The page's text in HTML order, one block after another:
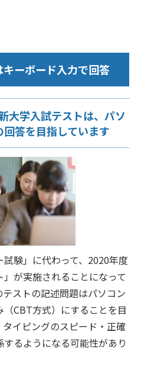
ーボード入力で回答
大学入試テストは、パソ
答を目指しています
験」に代わって、2020年度
が実施されることになって
ストの記述問題はパソコン
CBT方式）にすることを目
イピングのスピード・正確
るようになる可能性があり